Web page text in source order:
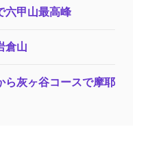
甲山最高峰
倉山
ら灰ヶ谷コースで摩耶